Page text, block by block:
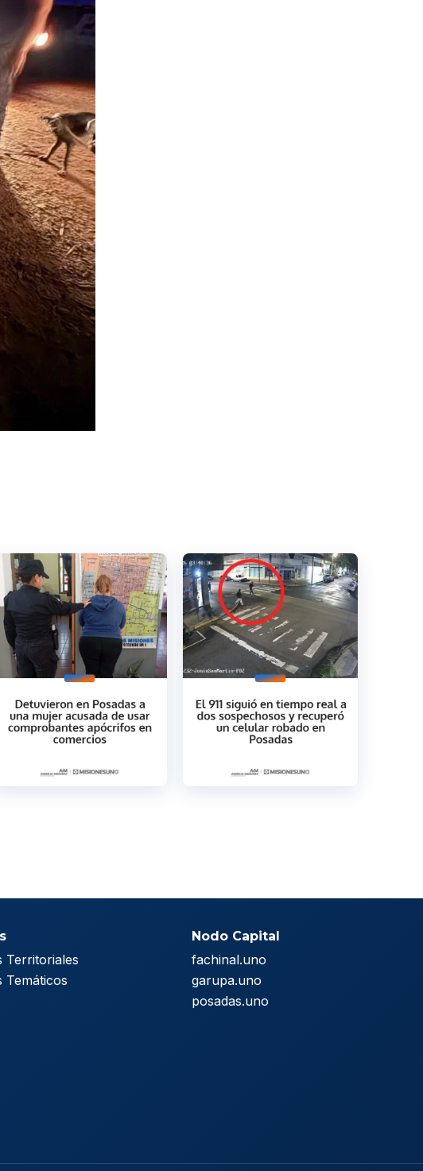
Territoriales
Temáticos
Nodo Capital
fachinal.uno
garupa.uno
posadas.uno